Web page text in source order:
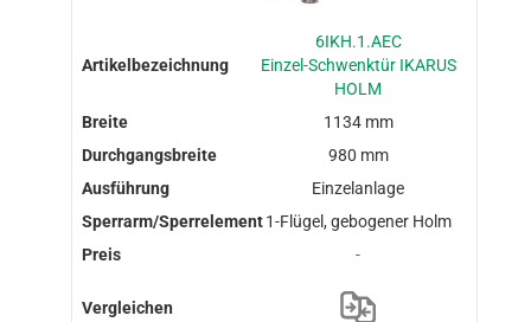
6IKH.1.AEC
Einzel-Schwenktür IKARUS
HOLM
1134 mm
980 mm
Einzelanlage
1-Flügel, gebogener Holm
-